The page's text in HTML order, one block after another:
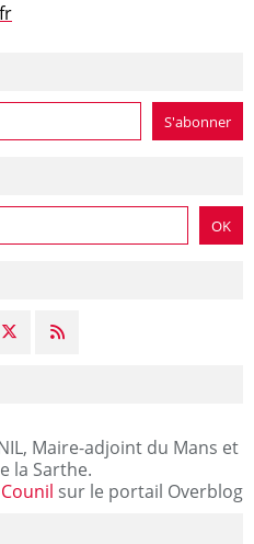
Maire-adjoint du Mans et
la Sarthe.
sur le portail Overblog